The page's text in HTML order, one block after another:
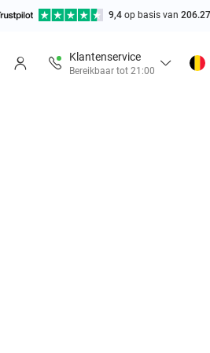
9,4 op basis van
Klantenservice
Bereikbaar tot 21:00